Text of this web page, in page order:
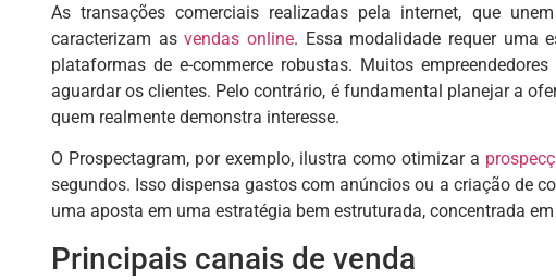
As transações comerciais realizadas pela internet, que
caracterizam asvendas online. Essa modalidade requer uma
plataformas de e-commerce robustas. Muitos
aguardar os clientes. Pelo contrário, é fundamental planejar a
quem realmente demonstra interesse.
O Prospectagram, por exemplo, ilustra como otimizar a
segundos. Isso dispensa gastos com anúncios ou a criação de
uma aposta em uma estratégia bem estruturada, concentrada
Principais canais de venda